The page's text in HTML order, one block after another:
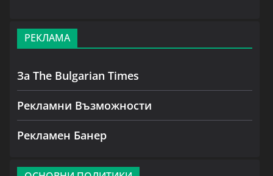
РЕКЛАМА
За The Bulgarian Times
Рекламни Възможности
Рекламен Банер